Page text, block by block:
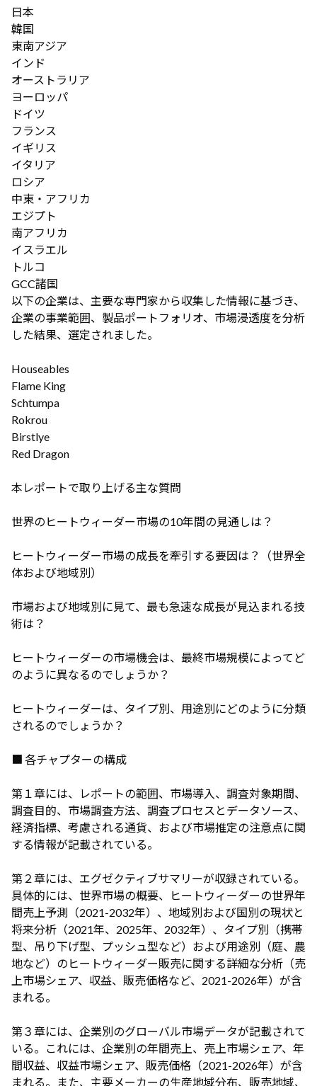
日本
韓国
東南アジア
インド
オーストラリア
ヨーロッパ
ドイツ
フランス
イギリス
イタリア
ロシア
中東・アフリカ
エジプト
南アフリカ
イスラエル
トルコ
GCC諸国
以下の企業は、主要な専門家から収集した情報に基づき、
企業の事業範囲、製品ポートフォリオ、市場浸透度を分析
した結果、選定されました。
Houseables
Flame King
Schtumpa
Rokrou
Birstlye
Red Dragon
本レポートで取り上げる主な質問
世界のヒートウィーダー市場の10年間の見通しは？
ヒートウィーダー市場の成長を牽引する要因は？（世界全
体および地域別）
市場および地域別に見て、最も急速な成長が見込まれる技
術は？
ヒートウィーダーの市場機会は、最終市場規模によってど
のように異なるのでしょうか？
ヒートウィーダーは、タイプ別、用途別にどのように分類
されるのでしょうか？
■ 各チャプターの構成
第１章には、レポートの範囲、市場導入、調査対象期間、
調査目的、市場調査方法、調査プロセスとデータソース、
経済指標、考慮される通貨、および市場推定の注意点に関
する情報が記載されている。
第２章には、エグゼクティブサマリーが収録されている。
具体的には、世界市場の概要、ヒートウィーダーの世界年
間売上予測（2021-2032年）、地域別および国別の現状と
将来分析（2021年、2025年、2032年）、タイプ別（携帯
型、吊り下げ型、プッシュ型など）および用途別（庭、農
地など）のヒートウィーダー販売に関する詳細な分析（売
上市場シェア、収益、販売価格など、2021-2026年）が含
まれる。
第３章には、企業別のグローバル市場データが記載されて
いる。これには、企業別の年間売上、売上市場シェア、年
間収益、収益市場シェア、販売価格（2021-2026年）が含
まれる。また、主要メーカーの生産地域分布、販売地域、